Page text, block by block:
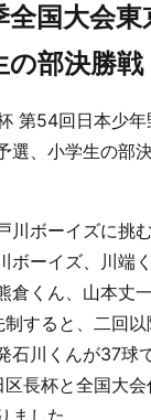
全国大会
の部決勝戦
第54回日本少
選、小学生の部
川ボーイズに挑
ボーイズ、川端
倉くん、山本丈
制すると、二回
石川くんが37球
長杯と全国大
ました